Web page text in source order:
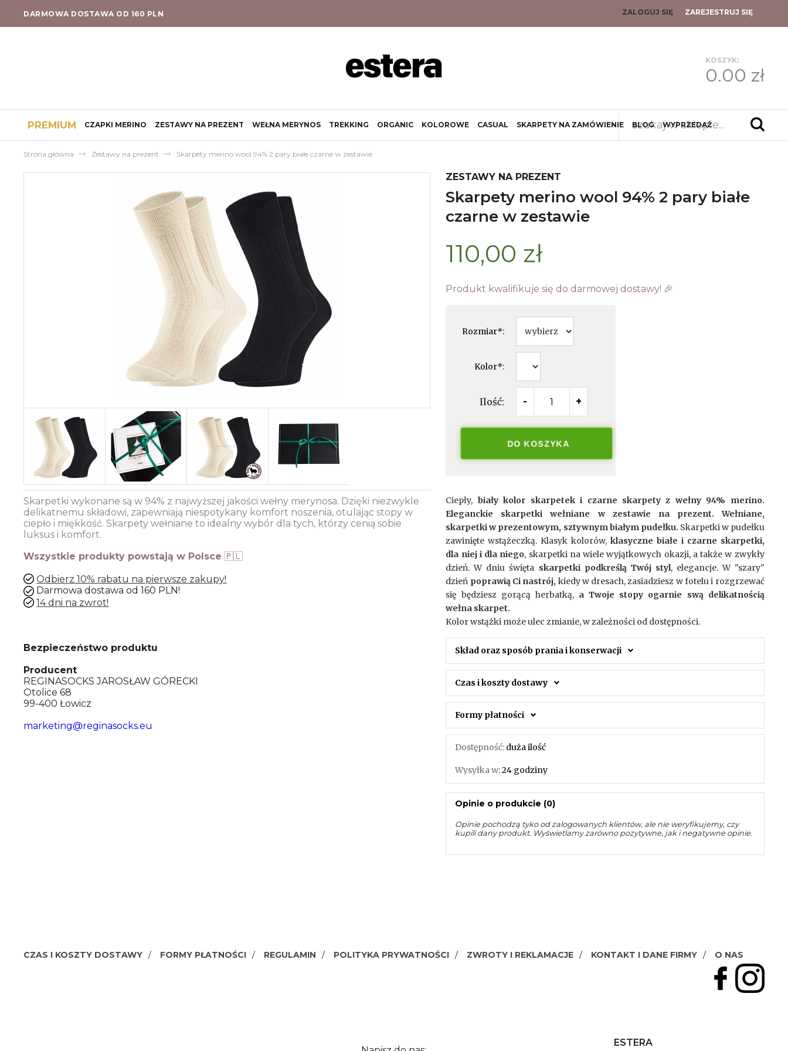
DARMOWA DOSTAWA OD 160 PLN ZALOGUJ SIĘ ZAREJESTRUJ SIĘ
KOSZYK:
0.00 zł
PREMIUM CZAPKI MERINO ZESTAWY NA PREZENT WEŁNA MERYNOS TREKKING ORGANIC KOLOROWE CASUAL SKARPETY NA ZAMÓWIENIE BLOG WYPRZEDAŻ
Strona główna Zestawy na prezent Skarpety merino wool 94% 2 pary białe czarne w zestawie
Skarpetki wykonane są w 94% z najwyższej jakości wełny merynosa. Dzięki niezwykle
delikatnemu składowi, zapewniają niespotykany komfort noszenia, otulając stopy w
ciepło i miękkość. Skarpety wełniane to idealny wybór dla tych, którzy cenią sobie
luksus i komfort.
Wszystkie produkty powstają w Polsce 🇵🇱
Odbierz 10% rabatu na pierwsze zakupy!
Darmowa dostawa od 160 PLN!
14 dni na zwrot!
Bezpieczeństwo produktu
Producent
REGINASOCKS JAROSŁAW GÓRECKI
Otolice 68
99-400 Łowicz
marketing@reginasocks.eu
ZESTAWY NA PREZENT
skarpety merino wool 94% 2 pary białe
czarne w zestawie
110,00 zł
Produkt kwalifikuje się do darmowej dostawy! 🎉
Rozmiar*:
Kolor*:
Ilość: - +
DO KOSZYKA
Ciepły, biały kolor skarpetek i czarne skarpety z wełny 94% merino.
Eleganckie skarpetki wełniane w zestawie na prezent. Wełniane,
skarpetki w prezentowym, sztywnym białym pudełku. Skarpetki w pudełku
zawinięte wstążeczką. Klasyk kolorów, klasyczne białe i czarne skarpetki,
dla niej i dla niego, skarpetki na wiele wyjątkowych okazji, a także w zwykły
dzień. W dniu święta skarpetki podkreślą Twój styl, elegancje. W "szary"
dzień poprawią Ci nastrój, kiedy w dresach, zasiadziesz w fotelu i rozgrzewać
się będziesz gorącą herbatką, a Twoje stopy ogarnie swą delikatnością
wełna skarpet.
Kolor wstążki może ulec zmianie, w zależności od dostępności.
Skład oraz sposób prania i konserwacji
Czas i koszty dostawy
Formy płatności
Dostępność: duża ilość
Wysyłka w:24 godziny
Opinie o produkcie (0)
Opinie pochodzą tyko od zalogowanych klientów, ale nie weryfikujemy, czy
kupili dany produkt. Wyświetlamy zarówno pozytywne, jak i negatywne opinie.
CZAS I KOSZTY DOSTAWY FORMY PŁATNOŚCI REGULAMIN POLITYKA PRYWATNOŚCI ZWROTY I REKLAMACJE KONTAKT I DANE FIRMY O NAS
ESTERA